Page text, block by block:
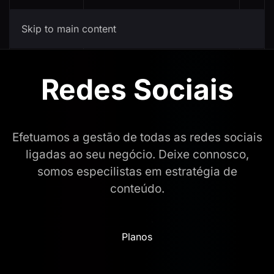
Skip to main content
Redes Sociais
Efetuamos a gestão de todas as redes sociais
ligadas ao seu negócio. Deixe connosco,
somos especilistas em estratégia de
conteúdo.
Planos